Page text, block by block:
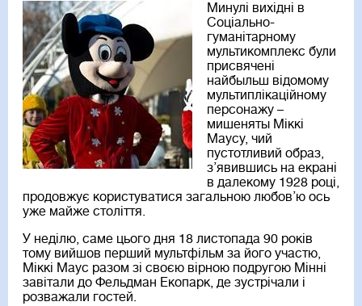
Минулі вихідні в
Соціально-
гуманітарному
мультикомплекс були
присвячені
найбыльш відомому
мультиплікаційному
персонажу –
мишеняты Міккі
Маусу, чий
пустотливий образ,
з’явившись на екрані
в далекому 1928 році,
продовжує користуватися загальною любов’ю ось
уже майже століття.
У неділю, саме цього дня 18 листопада 90 років
тому вийшов перший мультфільм за його участю,
Міккі Маус разом зі своєю вірною подругою Мінні
завітали до Фельдман Екопарк, де зустрічали і
розважали гостей.